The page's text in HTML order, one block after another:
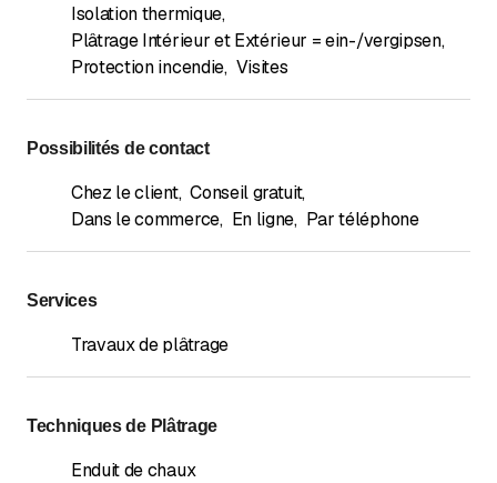
Isolation thermique,
Plâtrage Intérieur et Extérieur = ein-/vergipsen,
Protection incendie, Visites
Possibilités de contact
Chez le client, Conseil gratuit,
Dans le commerce, En ligne, Par téléphone
Services
Travaux de plâtrage
Techniques de Plâtrage
Enduit de chaux